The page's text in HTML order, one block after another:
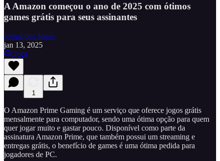
A Amazon começou o ano de 2025 com ótimos
games grátis para seus assinantes
Jornal dos Jogos
jan 13, 2025
Ouça
1
O Amazon Prime Gaming é um serviço que oferece jogos grátis
mensalmente para computador, sendo uma ótima opção para quem
quer jogar muito e gastar pouco. Disponível como parte da
assinatura Amazon Prime, que também possui um streaming e
entregas grátis, o benefício de games é uma ótima pedida para
jogadores de PC.